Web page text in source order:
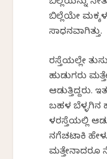
ಬಿಲ್ಲೆಯೇ
ಸಾಧನವಾಗಿತ್ತು.
ರಸ್ತೆಯಲ್ಲೇ
ಹುಡುಗರು
ಆಡುತ್ತಿದ್ದರು.
ಬಹಳ ಬೆಳ್ಳಗಿನ
ಕೆಳರಸ್ತೆಯಲ್ಲಿ
ನಗೆಚಟಾಕಿ
ಮತ್ತೇನಾದರೂ